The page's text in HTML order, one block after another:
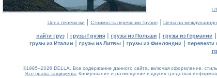
Цена перевозки | Стоимость перевозки Грузия| Цены на
найти груз| грузы Грузия| грузы из Польши | грузы из Германии
грузы из Италии | грузы из Литвы | грузы из Финляндии | перевезти
©1995–2026 DELLA. Все содержание данного сайта, включая оформление,
Все права защищены. Копирование и размещение в других средствах